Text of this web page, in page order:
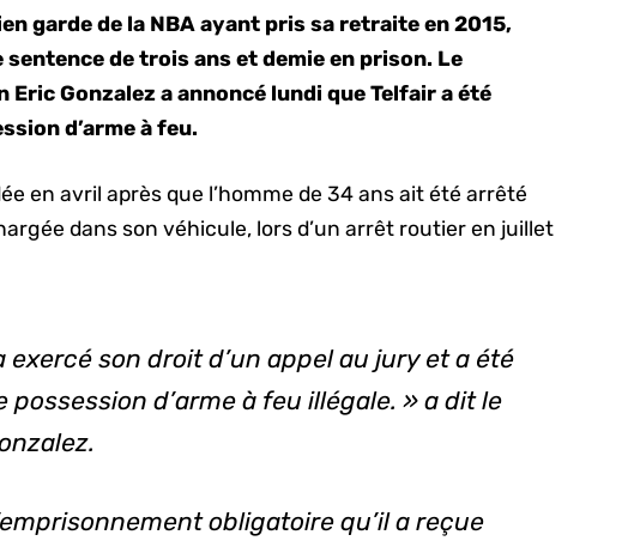
garde de la NBA ayant pris sa retraite en 2015,
de trois ans et demie en prison. Le
Gonzalez a annoncé lundi que Telfair a été
d’arme à feu.
en avril après que l’homme de 34 ans ait été arrêté
dans son véhicule, lors d’un arrêt routier en juillet
exercé son droit d’un appel au jury et a été
possession d’arme à feu illégale. » a dit le
obligatoire qu’il a reçue